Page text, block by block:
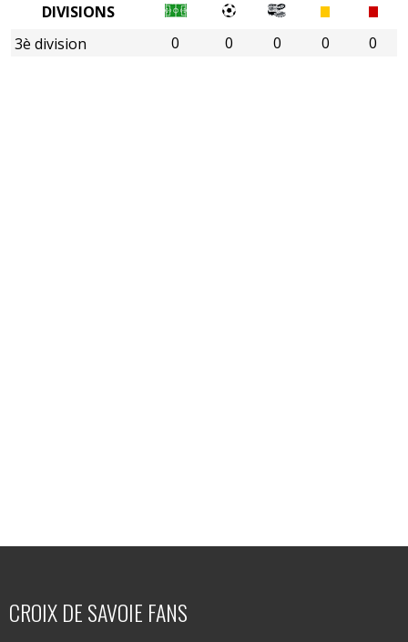
0 0 0 0 0
DIVISIONS
3è division
CROIX DE SAVOIE FANS